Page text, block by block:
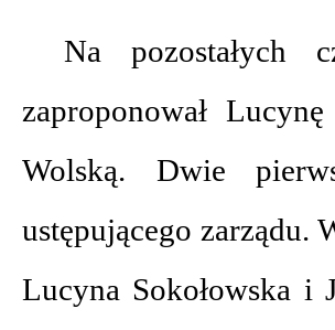
Na pozostałych
zaproponował
Wolską. Dwie
ustępującego zarządu.
Lucyna Sokołowska i